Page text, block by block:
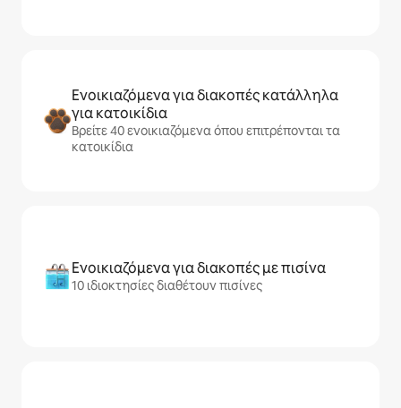
Ενοικιαζόμενα για διακοπές κατάλληλα
για κατοικίδια
Βρείτε 40 ενοικιαζόμενα όπου επιτρέπονται τα
κατοικίδια
Ενοικιαζόμενα για διακοπές με πισίνα
10 ιδιοκτησίες διαθέτουν πισίνες